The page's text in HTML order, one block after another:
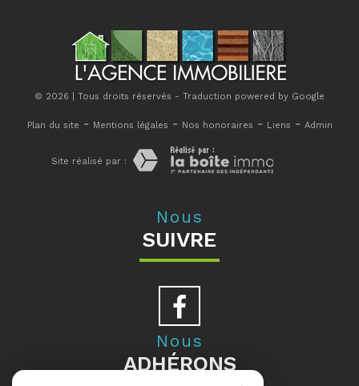
© 2026 | Tous droits réservés - Traduction powered by Google
Plan du site - Mentions légales - Nos honoraires - Liens - Admin
Site réalisé par :
Nous
SUIVRE
Nous
ADHÉRONS